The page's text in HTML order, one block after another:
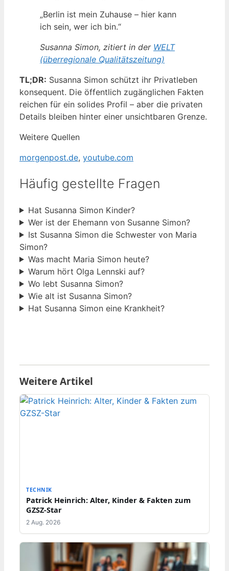
„Berlin ist mein Zuhause – hier kann
ich sein, wer ich bin.“
Susanna Simon, zitiert in der WELT
(überregionale Qualitätszeitung)
TL;DR: Susanna Simon schützt ihr Privatleben
konsequent. Die öffentlich zugänglichen Fakten
reichen für ein solides Profil – aber die privaten
Details bleiben hinter einer unsichtbaren Grenze.
Weitere Quellen
morgenpost.de, youtube.com
Häufig gestellte Fragen
Hat Susanna Simon Kinder?
Wer ist der Ehemann von Susanne Simon?
Ist Susanna Simon die Schwester von Maria
Simon?
Was macht Maria Simon heute?
Warum hört Olga Lennski auf?
Wo lebt Susanna Simon?
Wie alt ist Susanna Simon?
Hat Susanna Simon eine Krankheit?
Weitere Artikel
TECHNIK
Patrick Heinrich: Alter, Kinder & Fakten zum
GZSZ-Star
2 Aug. 2026